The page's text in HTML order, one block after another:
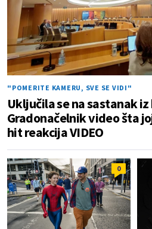
"POMERITE KAMERU, SVE SE VIDI"
Uključila se na sastanak
Gradonačelnik video šta
hit reakcija VIDEO
0